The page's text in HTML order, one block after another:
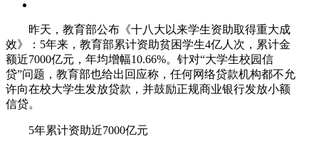
昨天，教育部公布《十八大以来学生资助取得重大成
效》：5年来，教育部累计资助贫困学生4亿人次，累计金
额近7000亿元，年均增幅10.66%。针对“大学生校园信
贷”问题，教育部也给出回应称，任何网络贷款机构都不允
许向在校大学生发放贷款，并鼓励正规商业银行发放小额
信贷。
5年累计资助近7000亿元